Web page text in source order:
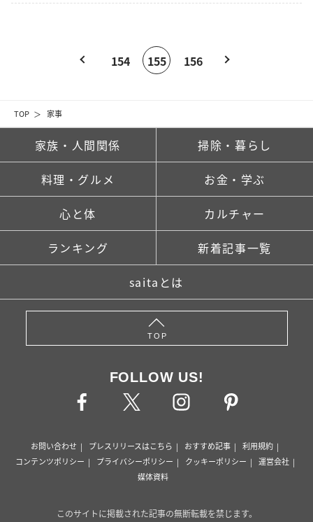
TOP 家事
154 155 156
家族・人間関係 掃除・暮らし
料理・グルメ お金・学ぶ
心と体 カルチャー
ランキング 新着記事一覧
saitaとは
TOP
FOLLOW US!
お問い合わせ プレスリリースはこちら おすすめ記事
利用規約
コンテンツポリシー
プライバシーポリシー クッキーポリシー
運営会社
媒体資料
このサイトに掲載された記事の無断転載を禁じます。